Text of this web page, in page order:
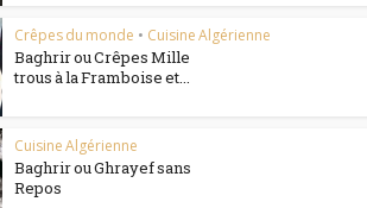
Crêpes du monde • Cuisine Algérienne
Baghrir ou Crêpes Mille
trous à la Framboise et...
Cuisine Algérienne
Baghrir ou Ghrayef sans
Repos